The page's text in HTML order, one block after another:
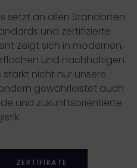
setzt an allen Standorten
und zertifizierte
zeigt sich in modernen,
und nachhaltigen
stärkt nicht nur unsere
gewährleistet auch
und zukunftsorientierte
ZERTIFIKATE